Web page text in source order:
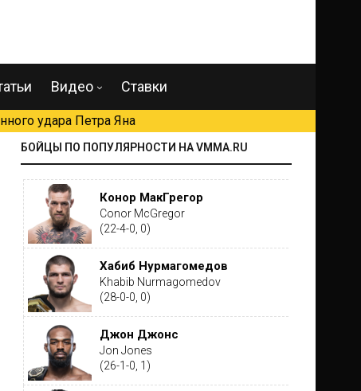
Видео Ставки
удара Петра Яна
БОЙЦЫ ПО ПОПУЛЯРНОСТИ НА VMMA.RU
Конор МакГрегор
Conor McGregor
(22-4-0, 0)
Хабиб Нурмагомедов
Khabib Nurmagomedov
(28-0-0, 0)
Джон Джонс
Jon Jones
(26-1-0, 1)